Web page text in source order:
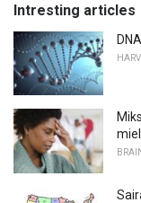
Intresting articles